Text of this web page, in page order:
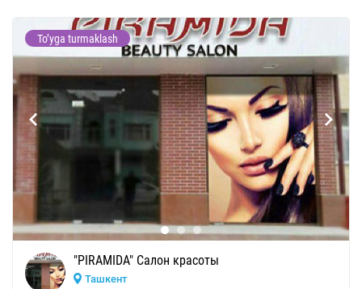
To’yga turmaklash
"PIRAMIDA" Cалон красоты
Ташкент